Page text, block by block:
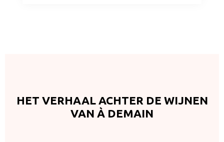
HET VERHAAL ACHTER DE WIJNEN
VAN À DEMAIN